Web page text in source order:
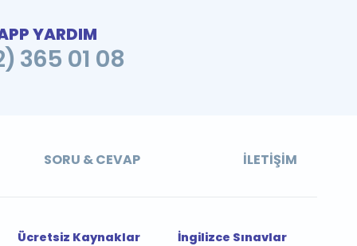
YARDIM
365 01 08
SORU & CEVAP İLETIŞIM
Ücretsiz Kaynaklar
İngilizce Sınavlar